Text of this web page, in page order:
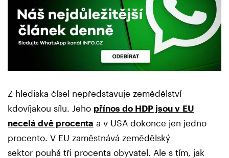
Z hlediska čísel nepředstavuje zemědělství
kdovíjakou sílu. Jeho přínos do HDP jsou v EU
necelá dvě procenta a v USA dokonce jen jedno
procento. V EU zaměstnává zemědělský
sektor pouhá tři procenta obyvatel. Ale s tím, jak